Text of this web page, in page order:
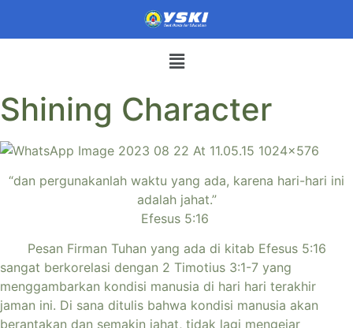
Shining Character
“dan pergunakanlah waktu yang ada, karena hari-hari ini
adalah jahat.”
Efesus 5:16
Pesan Firman Tuhan yang ada di kitab Efesus 5:16
sangat berkorelasi dengan 2 Timotius 3:1-7 yang
menggambarkan kondisi manusia di hari hari terakhir
jaman ini. Di sana ditulis bahwa kondisi manusia akan
berantakan dan semakin jahat, tidak lagi mengejar